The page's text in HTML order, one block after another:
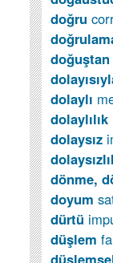
doğru
dolaylı
dolaylılık
dolaysız
dolaysızlı
dönme,
doyum
dürtü
düşlem